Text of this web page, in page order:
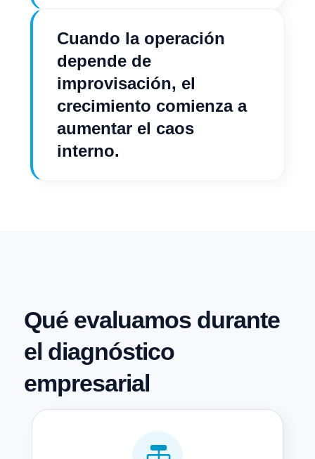
Cuando la operación
depende de
improvisación, el
crecimiento comienza a
aumentar el caos
interno.
Qué evaluamos durante
el diagnóstico
empresarial